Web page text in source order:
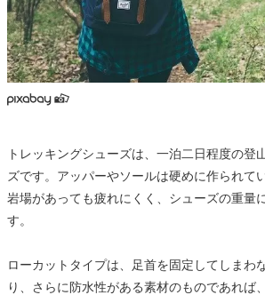
トレッキングシューズは、一泊二日程度の登
ズです。アッパーやソールは硬めに作られて
岩場があっても疲れにくく、シューズの重量
す。
ローカットタイプは、足首を固定してしまわ
り、さらに防水性がある素材のものであれば